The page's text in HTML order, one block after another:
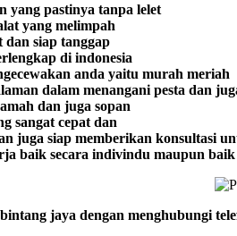
yang pastinya tanpa lelet
yang melimpah
dan siap tanggap
di indonesia
anda yaitu murah meriah
dalam menangani pesta dan
dan juga sopan
sangat cepat dan
juga siap memberikan konsultasi
baik secara indivindu maupun
jaya dengan menghubungi